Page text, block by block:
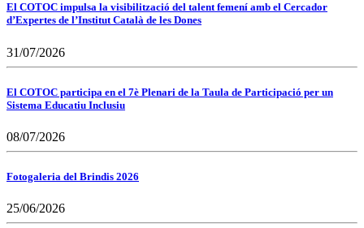
El COTOC impulsa la visibilització del talent femení amb el Cercador
d’Expertes de l’Institut Català de les Dones
31/07/2026
El COTOC participa en el 7è Plenari de la Taula de Participació per un
Sistema Educatiu Inclusiu
08/07/2026
Fotogaleria del Brindis 2026
25/06/2026